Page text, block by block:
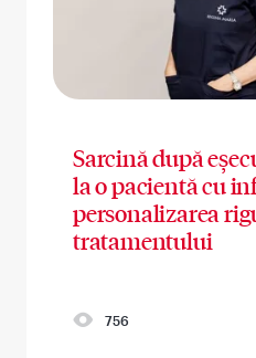
Sarcină după
la o pacientă cu
personalizarea
tratamentului
756